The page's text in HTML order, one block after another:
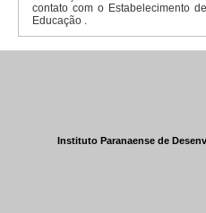
contato com o Estabelecimento
Educação .
Instituto Paranaense de